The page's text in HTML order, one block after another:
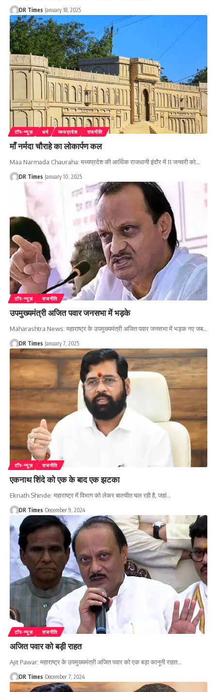
DR Times January 18, 2025
टॉप-न्यूज़ धर्म मध्यप्रदेश राजनीति
माँ नर्मदा चौराहे का लोकार्पण कल
Maa Narmada Chauraha: मध्यप्रदेश की आर्थिक राजधानी इंदौर में 11 जनवरी को…
DR Times January 10, 2025
टॉप-न्यूज़ राजनीति
उपमुख्यमंत्री अजित पवार जनसभा में भड़के
Maharashtra News: महाराष्ट्र के उपमुख्यमंत्री अजित पवार जनसभा में भड़क गए जब…
DR Times January 7, 2025
टॉप-न्यूज़ राजनीति
एकनाथ शिंदे को एक के बाद एक झटका
Eknath Shinde: महाराष्ट्र में विभाग को लेकर बातचीत चल रही है, जहां…
DR Times December 9, 2024
टॉप-न्यूज़ राजनीति
अजित पवार को बड़ी राहत
Ajit Pawar: महाराष्ट्र के उपमुख्यमंत्री अजित पवार को एक बड़ा कानूनी राहत…
DR Times December 7, 2024